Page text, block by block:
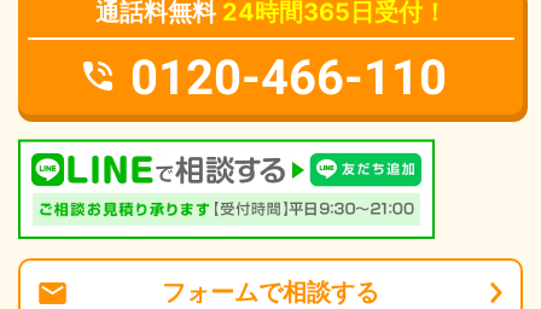
通話料無料 24時間365日受付！
0120-466-110
フォームで相談する